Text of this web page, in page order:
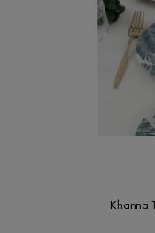
Khanna